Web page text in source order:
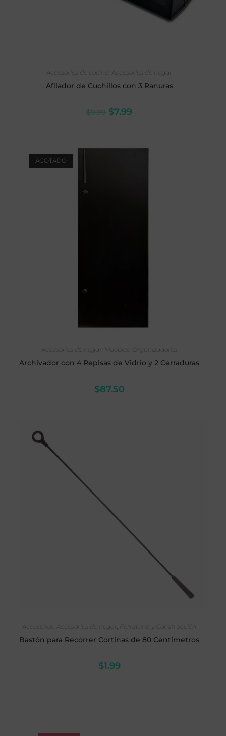
Accesorios de cocina Accesorios de hogar
Afilador de Cuchillos con 3 Ranuras
$9.99 $7.99
AGOTADO
Accesorios de hogar
Muebles Organizadores
Archivador con 4 Repisas de Vidrio y 2 Cerraduras
$87.50
Accesorios , Accesorios de hogar , Ferretería y Construcción
Bastón para Recorrer Cortinas de 80 Centímetros
$1.99